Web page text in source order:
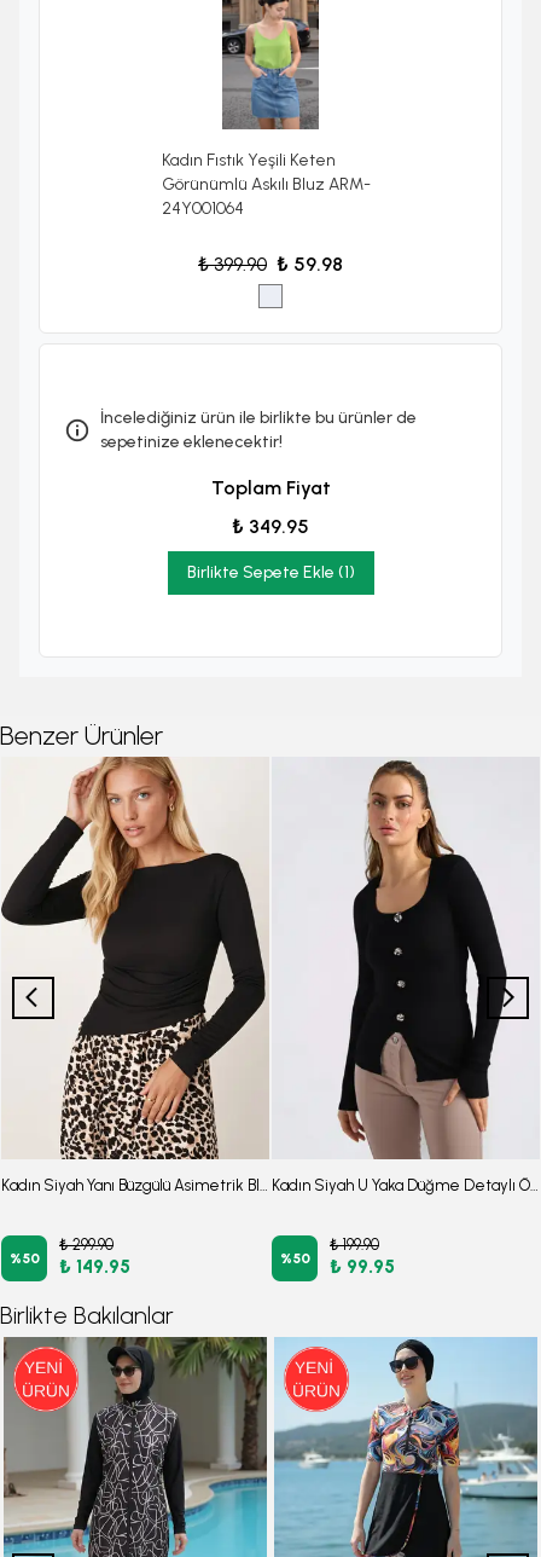
Kadın Fıstık Yeşili Keten
Görünümlü Askılı Bluz ARM-
24Y001064
₺ 399.90 ₺ 59.98
İncelediğiniz ürün ile birlikte bu ürünler de
sepetinize eklenecektir!
Toplam Fiyat
₺ 349.95
Birlikte Sepete Ekle (1)
Benzer Ürünler
%50
₺ 299.90
₺ 149.95 %50
₺ 199.90
₺ 99.95
Birlikte Bakılanlar